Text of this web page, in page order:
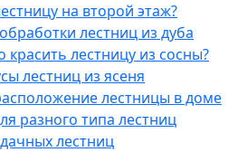
на второй этаж?
лестниц из дуба
красить лестницу из сосны?
лестниц из ясеня
лестницы в доме
разного типа лестниц
лестниц